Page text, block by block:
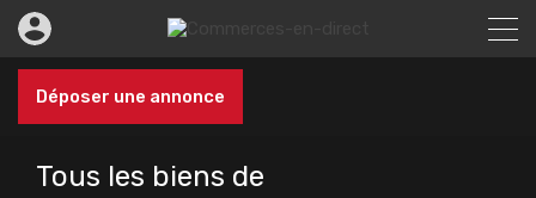
Déposer une annonce
Tous les biens de